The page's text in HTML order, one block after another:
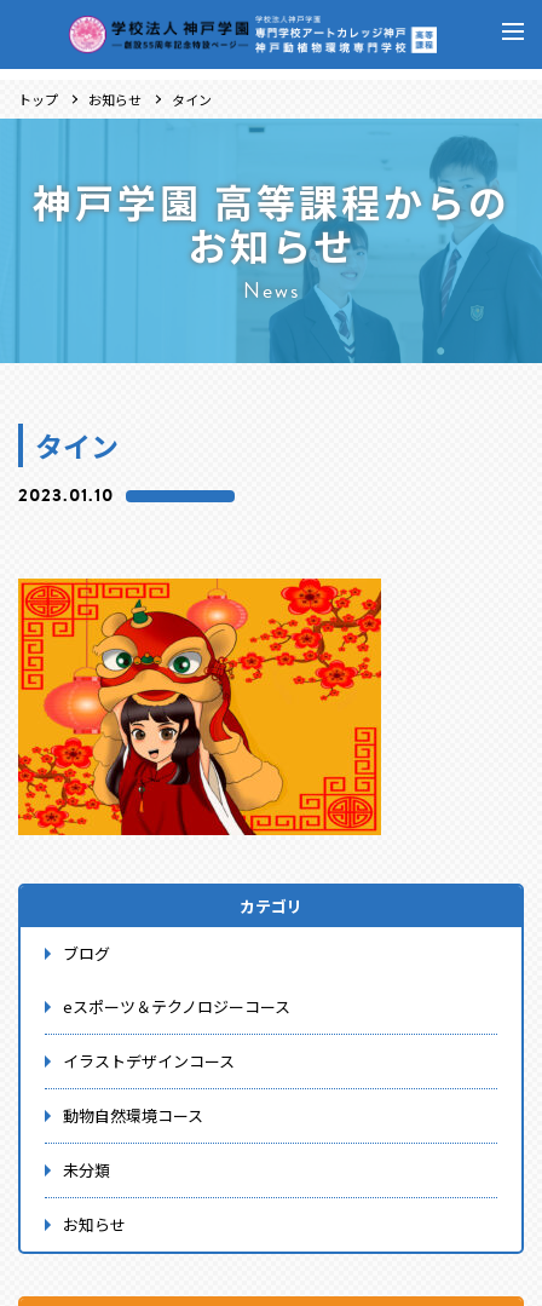
トップ お知らせ タイン
神戸学園 高等課程からの
お知らせ
News
タイン
2023.01.10
カテゴリ
ブログ
eスポーツ＆テクノロジーコース
イラストデザインコース
動物自然環境コース
未分類
お知らせ